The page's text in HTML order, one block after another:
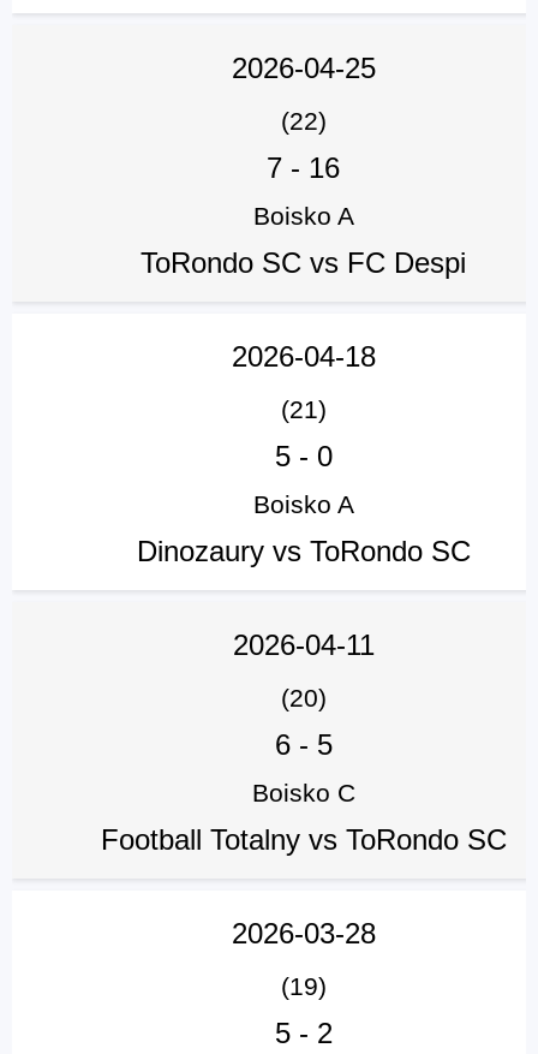
2026-04-25
(22)
7 - 16
Boisko A
ToRondo SC vs FC Despi
2026-04-18
(21)
5- 0
Boisko A
Dinozaury vs ToRondo SC
2026-04-11
(20)
6- 5
Boisko C
Football Totalny vs ToRondo SC
2026-03-28
(19)
5- 2